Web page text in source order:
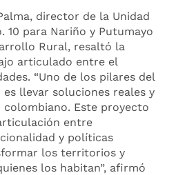
director de la Unidad
10 para Nariño y Putumayo
Rural, resaltó la
articulado entre el
“Uno de los pilares del
llevar soluciones reales y
colombiano. Este proyecto
entre
y políticas
los territorios y
los habitan”, afirmó